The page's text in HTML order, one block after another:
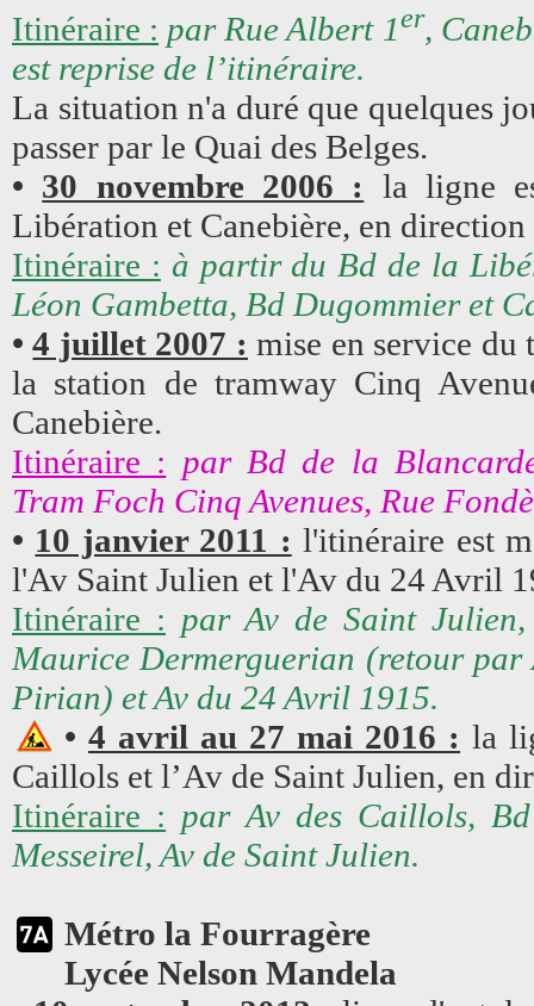
Itinéraire : par Rue Albert 1er,
est reprise de l’itinéraire.
La situation n'a duré que quelques
passer par le Quai des Belges.
• 30 novembre 2006 :
la ligne
Libération et Canebière, en direction
Itinéraire : à partir du Bd de la
Léon Gambetta, Bd Dugommier et
•4 juillet 2007 : mise en service du
la station de tramway Cinq
Canebière.
Itinéraire : par Bd de la
Tram Foch Cinq Avenues, Rue
• 10 janvier 2011 : l'itinéraire est
l'Av Saint Julien et l'Av du 24 Avril
Itinéraire : par Av de Saint
Maurice Dermerguerian (retour par
Pirian) et Av du 24 Avril 1915.
• 4 avril au 27 mai 2016 : la
Caillols et l’Av de Saint Julien, en
Itinéraire : par Av des Caillols,
Messeirel, Av de Saint Julien.
Métro la Fourragère
Lycée Nelson Mandela